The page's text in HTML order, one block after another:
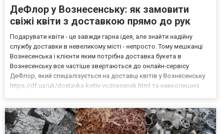
ДеФлор у Вознесенську: як замовити
свіжі квіти з доставкою прямо до рук
Подарувати квіти - це завжди гарна ідея, але знайти надійну
службу доставки в невеликому місті - непросто. Тому мешканці
Вознесенська і клієнти яким потрібна доставка букета в
Вознесенську все частіше звертаються до онлайн-сервісу
ДеФлор, який спеціалізується на доставці квітів у Вознесенську
https://df.ua/uk/dostavka-kvitiv-voznesensk.html та навколишніх